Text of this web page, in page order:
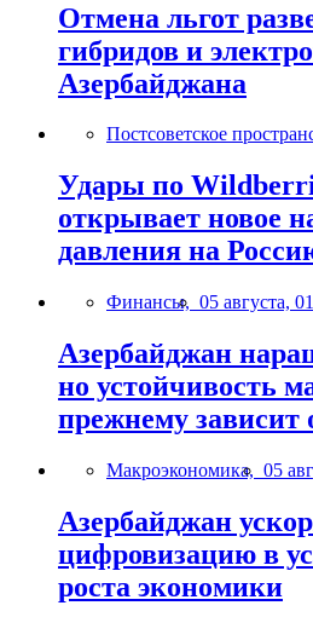
Отмена льгот
гибридов и
Азербайджана
Постсоветское
Удары по
открывает новое
давления на
Финансы, 05 августа,
Азербайджан
но устойчивость
прежнему зависит
Макроэкономика, 05
Азербайджан
цифровизацию в
роста экономики